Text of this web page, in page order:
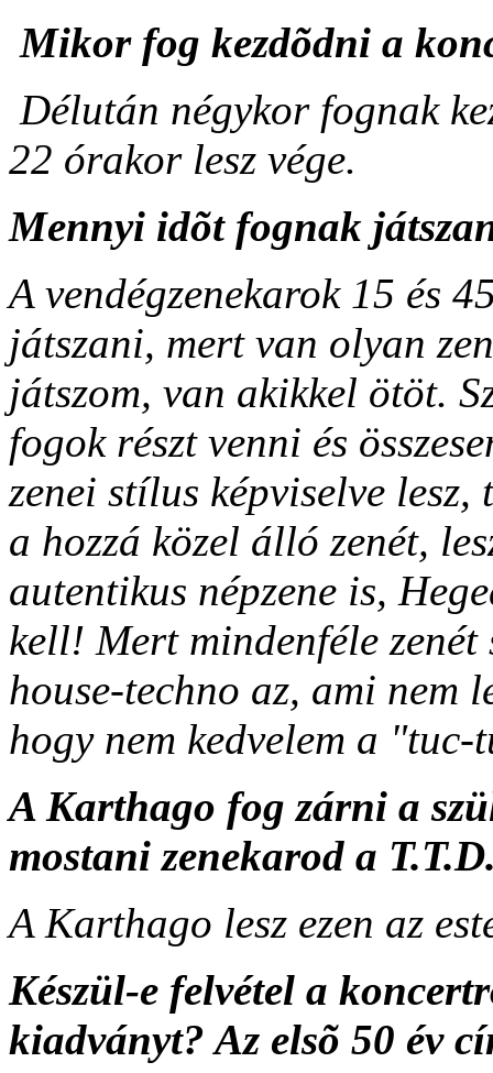
Mikor fog kezdõdni a
Délután négykor fognak
22 órakor lesz vége.
Mennyi idõt fognak
A vendégzenekarok 15 és
játszani, mert van olyan
játszom, van akikkel ötöt.
fogok részt venni és
zenei stílus képviselve
a hozzá közel álló zenét,
autentikus népzene is,
kell! Mert mindenféle zenét
house-techno az, ami nem
hogy nem kedvelem a "tuc-
A Karthago fog zárni a
mostani zenekarod a
A Karthago lesz ezen az
Készül-e felvétel a
kiadványt? Az elsõ 50 év